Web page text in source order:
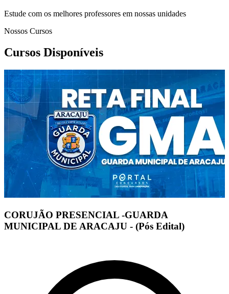
Estude com os melhores professores em nossas unidades
Nossos Cursos
Cursos Disponíveis
CORUJÃO PRESENCIAL -GUARDA
MUNICIPAL DE ARACAJU - (Pós Edital)